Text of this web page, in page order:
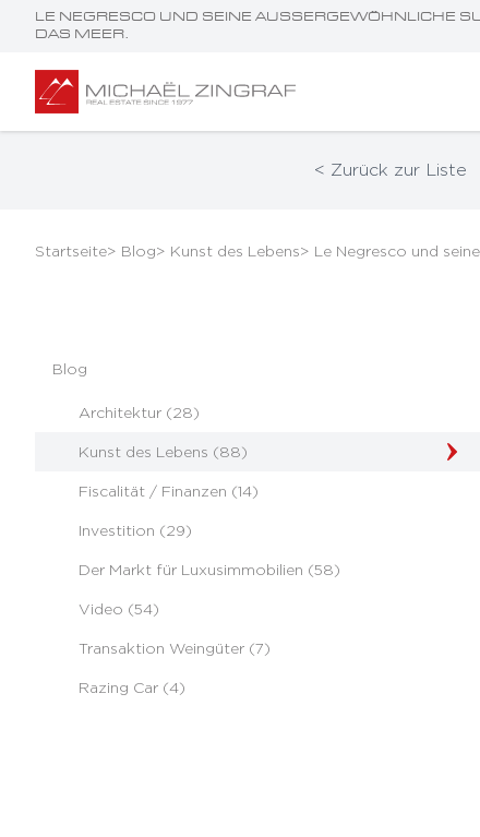
LE NEGRESCO UND SEINE AUSSERGEWÖHNLICHE
AS MEER.
< Zurück zur Liste
Startseite> Blog> Kunst des Lebens> Le Negresco und
Blog
Architektur (28)
Kunst des Lebens (88)
Fiscalität / Finanzen (14)
Investition (29)
Der Markt für Luxusimmobilien (58)
Video (54)
Transaktion Weingüter (7)
Razing Car (4)